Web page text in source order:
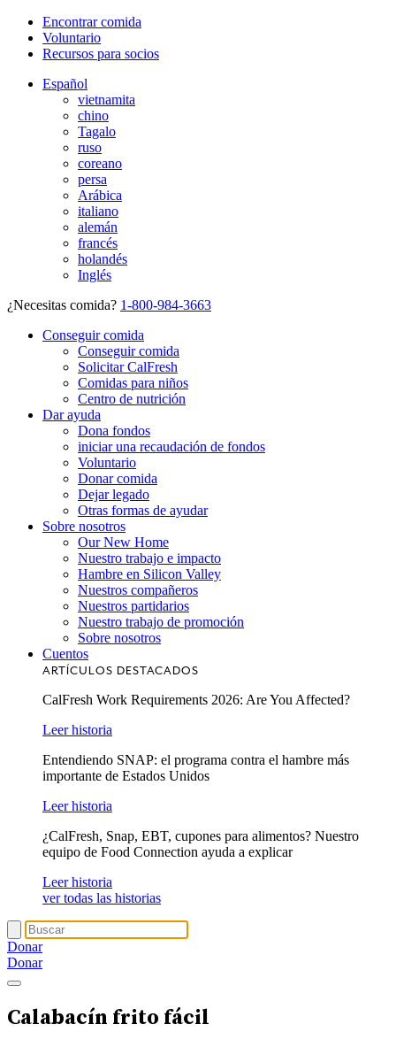
Encontrar comida
Voluntario
Recursos para socios
Español
vietnamita
chino
Tagalo
ruso
coreano
persa
Arábica
italiano
alemán
francés
holandés
Inglés
¿Necesitas comida? 1-800-984-3663
Conseguir comida
Conseguir comida
Solicitar CalFresh
Comidas para niños
Centro de nutrición
Dar ayuda
Dona fondos
iniciar una recaudación de fondos
Voluntario
Donar comida
Dejar legado
Otras formas de ayudar
Sobre nosotros
Our New Home
Nuestro trabajo e impacto
Hambre en Silicon Valley
Nuestros compañeros
Nuestros partidarios
Nuestro trabajo de promoción
Sobre nosotros
Cuentos
ARTÍCULOS DESTACADOS
CalFresh Work Requirements 2026: Are You Affected?
Leer historia
Entendiendo SNAP: el programa contra el hambre más
importante de Estados Unidos
Leer historia
¿CalFresh, Snap, EBT, cupones para alimentos? Nuestro
equipo de Food Connection ayuda a explicar
Leer historia
ver todas las historias
Donar
Donar
Calabacín frito fácil